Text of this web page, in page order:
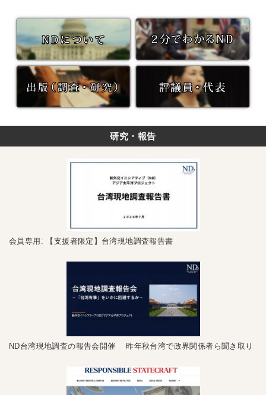
研究・報告
会員専用: 【支援者限定】台湾現地調査報告書
ND台湾現地調査の報告会開催 昨年秋台湾で政界関係者ら聞き取り